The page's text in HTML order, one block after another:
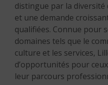
distingue par la diversité
et une demande
qualifiées. Connue pour
domaines tels que le
culture et les services,
d’opportunités pour
leur parcours